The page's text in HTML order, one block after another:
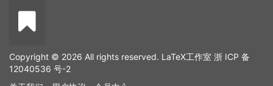
Copyright © 2026 All rights reserved. LaTeX工作室 浙 ICP 备
12040536 号-2